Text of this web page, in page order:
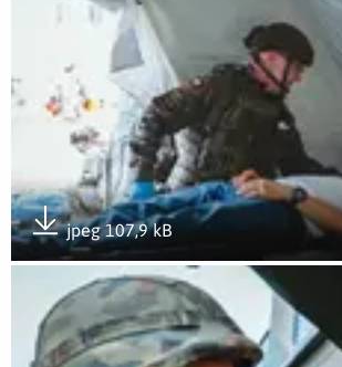
jpeg 107,9 kB
Pobierz załącznik
Otwórz załącznik Ognista Burza 26 4